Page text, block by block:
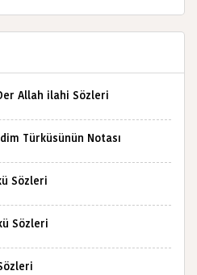
Allah ilahi Sözleri
Türküsünün Notası
Sözleri
Sözleri